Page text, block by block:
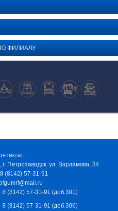
ФИЛИАЛУ
Петрозаводск, ул. Варламова, 34
(8142) 57-31-91
8 (8142) 57-31-91 (доб.301)
8 (8142) 57-31-91 (доб.306)